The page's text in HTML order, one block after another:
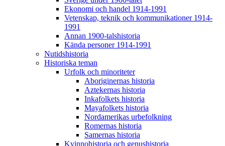
Ekonomi och handel 1914-1991
Vetenskap, teknik och kommunikationer 1914-
1991
Annan 1900-talshistoria
Kända personer 1914-1991
Nutidshistoria
Historiska teman
Urfolk och minoriteter
Aboriginernas historia
Aztekernas historia
Inkafolkets historia
Mayafolkets historia
Nordamerikas urbefolkning
Romernas historia
Samernas historia
Kvinnohistoria och genushistoria